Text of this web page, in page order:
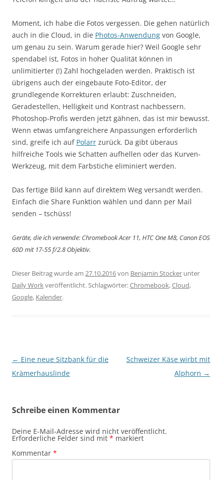
Moment, ich habe die Fotos vergessen. Die gehen natürlich
auch in die Cloud, in die Photos-Anwendung von Google,
um genau zu sein. Warum gerade hier? Weil Google sehr
spendabel ist, Fotos in hoher Qualität können in
unlimitierter (!) Zahl hochgeladen werden. Praktisch ist
übrigens auch der eingebaute Foto-Editor, der
grundlegende Korrekturen erlaubt: Zuschneiden,
Geradestellen, Helligkeit und Kontrast nachbessern.
Photoshop-Profis werden jetzt gähnen, das ist mir bewusst.
Wenn etwas umfangreichere Anpassungen erforderlich
sind, greife ich auf Polarr zurück. Da gibt überaus
hilfreiche Tools wie Schatten aufhellen oder das Kurven-
Werkzeug, mit dem Farbstiche eliminiert werden.
Das fertige Bild kann auf direktem Weg versandt werden.
Einfach die Share Funktion wählen und dann per Mail
senden – tschüss!
Geräte, die ich verwende: Chromebook Acer 11, HTC One M8, Canon EOS
60D mit 17-55 f/2.8 Objektiv.
Dieser Beitrag wurde am 27.10.2016von Benjamin Stocker unter
Daily Workveröffentlicht. Schlagwörter:Chromebook,Cloud,
Google, Kalender.
Beitragsnavigation
← Eine neue Sitzbank für die
Krämerhauslinde
Schweizer Käse wirbt mit
Alphorn →
Schreibe einen Kommentar
Deine E-Mail-Adresse wird nicht veröffentlicht.
Erforderliche Felder sind mit * markiert
Kommentar *